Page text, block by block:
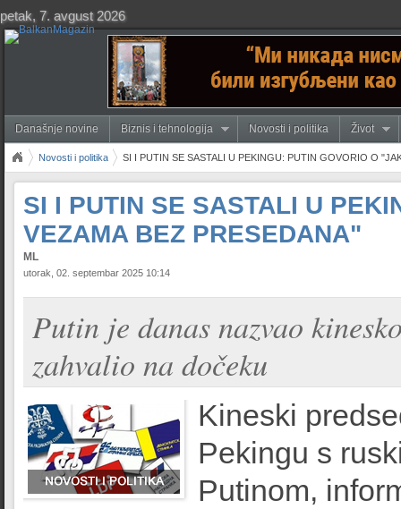
petak, 7. avgust 2026
Današnje novine Biznis i tehnologija Novosti i politika Život
Novosti i politika SI I PUTIN SE SASTALI U PEKINGU: PUTIN GOVORIO O
SI I PUTIN SE SASTALI U
VEZAMA BEZ PRESEDANA"
ML
utorak, 02. septembar 2025 10:14
Putin je danas nazvao
zahvalio na dočeku
Kineski
Pekingu s
Putinom,